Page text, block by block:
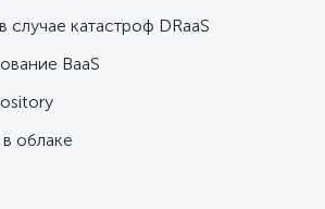
случае катастроф DRaaS
BaaS
облаке